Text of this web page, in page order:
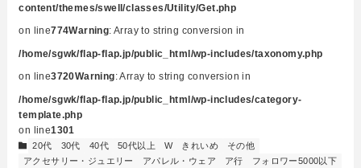
content/themes/swell/classes/Utility/Get.php
on line774Warning: Array to string conversion in
/home/sgwk/flap-flap.jp/public_html/wp-includes/taxonomy.php
on line3720Warning: Array to string conversion in
/home/sgwk/flap-flap.jp/public_html/wp-includes/category-
template.php
on line1301
20代 30代 40代 50代以上 W きれいめ
その他
アクセサリー・ジュエリー
アパレル・ウェア ア行
フォロワー5000以下